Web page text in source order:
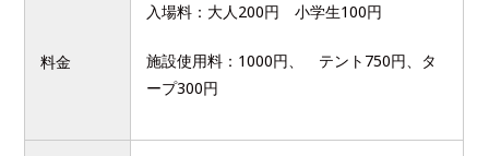
料金
入場料：大人200円 小学生100円
施設使用料：1000円、 テント750円、タ
ープ300円